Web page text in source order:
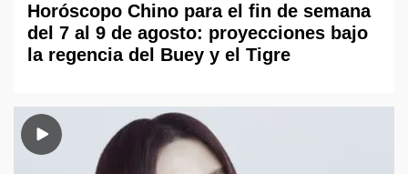
Horóscopo Chino para el fin de semana
del 7 al 9 de agosto: proyecciones bajo
la regencia del Buey y el Tigre